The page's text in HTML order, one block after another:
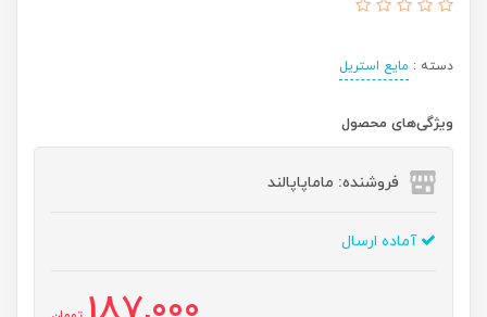
دسته : مایع استریل
ویژگی‌های محصول
فروشنده: ماماپاپالند
آماده ارسال